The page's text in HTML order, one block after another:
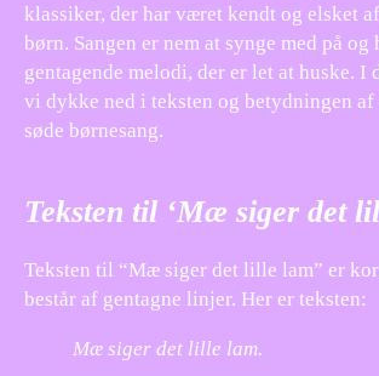
klassiker, der har været kendt og elsket
børn. Sangen er nem at synge med på og
gentagende melodi, der er let at huske. I
vi dykke ned i teksten og betydningen af
søde børnesang.
Teksten til ‘Mæ siger det
Teksten til “Mæ siger det lille lam” er
består af gentagne linjer. Her er teksten:
Mæ siger det lille lam.